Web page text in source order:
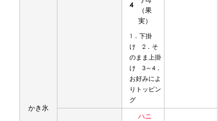
かき氷
4
（果
実）
1．下掛
け 2．そ
のまま上掛
け 3～4．
お好みによ
りトッピン
グ
ハニ